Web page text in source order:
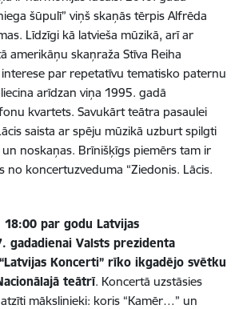
šūpulī” viņš skaņās tērpis Alfrēda
Līdzīgi kā latvieša mūzikā, arī ar
amerikāņu skaņraža Stīva Reiha
par repetatīvu tematisko paternu
arīdzan viņa 1995. gadā
kvartets. Savukārt teātra pasaulei
saista ar spēju mūzikā uzburt spilgti
noskaņas. Brīnišķīgs piemērs tam ir
no koncertuzveduma “Ziedonis. Lācis.
par godu Latvijas
gadadienai Valsts prezidenta
Koncerti” rīko ikgadējo svētku
teātrī. Koncertā uzstāsies
mākslinieki: koris “Kamēr…” un